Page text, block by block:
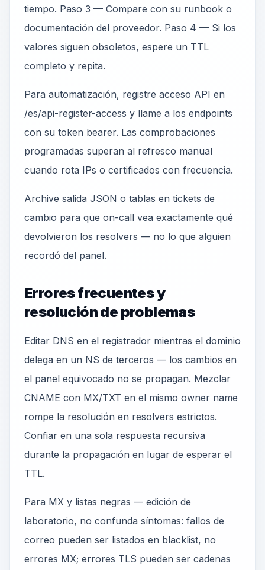
tiempo. Paso 3 — Compare con su runbook o
documentación del proveedor. Paso 4 — Si los
valores siguen obsoletos, espere un TTL
completo y repita.
Para automatización, registre acceso API en
/es/api-register-access y llame a los endpoints
con su token bearer. Las comprobaciones
programadas superan al refresco manual
cuando rota IPs o certificados con frecuencia.
Archive salida JSON o tablas en tickets de
cambio para que on-call vea exactamente qué
devolvieron los resolvers — no lo que alguien
recordó del panel.
Errores frecuentes y
resolución de problemas
Editar DNS en el registrador mientras el dominio
delega en un NS de terceros — los cambios en
el panel equivocado no se propagan. Mezclar
CNAME con MX/TXT en el mismo owner name
rompe la resolución en resolvers estrictos.
Confiar en una sola respuesta recursiva
durante la propagación en lugar de esperar el
TTL.
Para MX y listas negras — edición de
laboratorio, no confunda síntomas: fallos de
correo pueden ser listados en blacklist, no
errores MX; errores TLS pueden ser cadenas